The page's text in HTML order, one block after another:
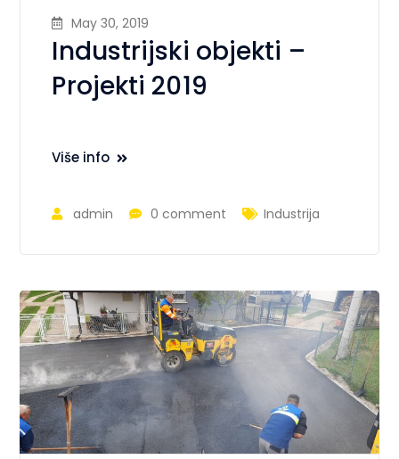
May 30, 2019
Industrijski objekti –
Projekti 2019
Više info
admin 0 comment Industrija